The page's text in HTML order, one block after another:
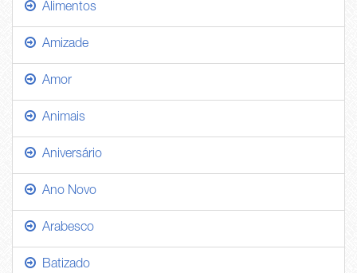
Alimentos
Amizade
Amor
Animais
Aniversário
Ano Novo
Arabesco
Batizado